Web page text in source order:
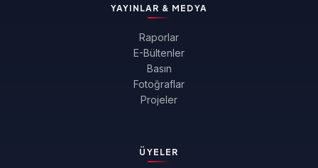
YAYINLAR & MEDYA
Raporlar
E-Bültenler
Basın
Fotoğraflar
Projeler
ÜYELER